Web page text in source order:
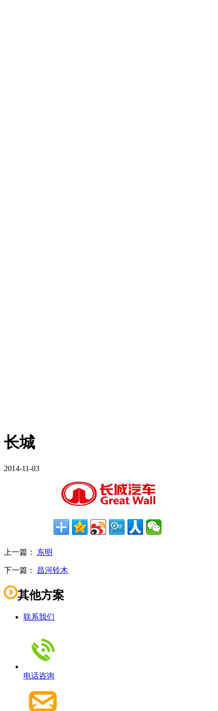
长城
2014-11-03
上一篇： 东明
下一篇： 昌河铃木
其他方案
联系我们
电话咨询